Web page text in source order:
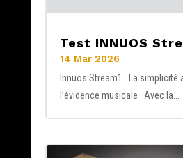
Test INNUOS
14 Mar 2026
Innuos Stream1 La simplicité
l’évidence musicale Avec la...